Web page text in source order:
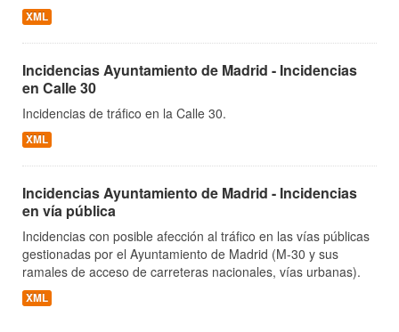
XML
Incidencias Ayuntamiento de Madrid - Incidencias
en Calle 30
Incidencias de tráfico en la Calle 30.
XML
Incidencias Ayuntamiento de Madrid - Incidencias
en vía pública
Incidencias con posible afección al tráfico en las vías públicas
gestionadas por el Ayuntamiento de Madrid (M-30 y sus
ramales de acceso de carreteras nacionales, vías urbanas).
XML